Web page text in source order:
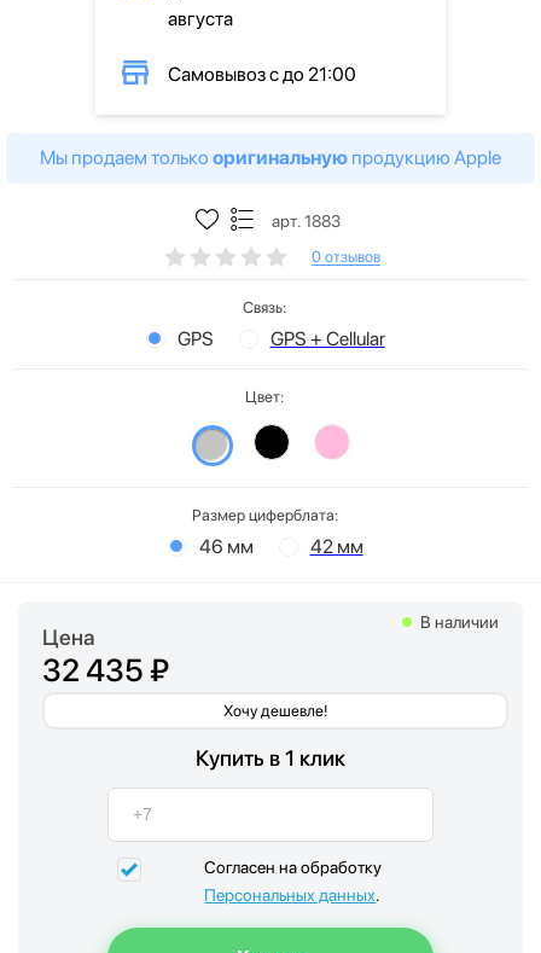
августа
Самовывоз с до 21:00
Мы продаем только оригинальную продукцию Apple
арт. 1883
0 отзывов
Связь:
GPS GPS + Cellular
Цвет:
Размер циферблата:
46 мм 42 мм
Цена
32 435 ₽
Хочу дешевле!
В наличии
Купить в 1 клик
Согласен на обработку
Персональных данных.